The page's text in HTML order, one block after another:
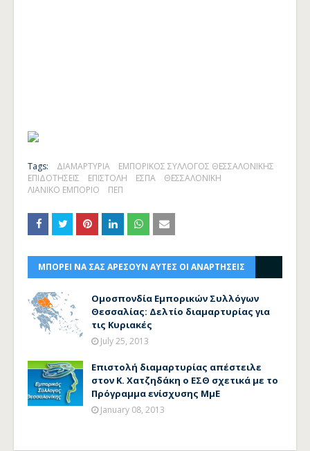
Tags: ΔΙΑΜΑΡΤΥΡΙΑ
ΕΜΠΟΡΙΚΟΣ ΣΥΛΛΟΓΟΣ ΘΕΣΣΑΛΟΝΙΚΗΣ
ΕΠΙΔΟΤΗΣΕΙΣ
ΕΠΙΣΤΟΛΗ ΕΣΠΑ
ΘΕΣΣΑΛΟΝΙΚΗ
ΛΙΑΝΙΚΟ ΕΜΠΟΡΙΟ
ΠΕΠ
ΜΠΟΡΕΙ ΝΑ ΣΑΣ ΑΡΕΣΟΥΝ ΑΥΤΕΣ ΟΙ ΑΝΑΡΤΗΣΕΙΣ
Ομοσπονδία Εμπορικών Συλλόγων
Θεσσαλίας: Δελτίο διαμαρτυρίας για
τις Κυριακές
July 25, 2013
Επιστολή διαμαρτυρίας απέστειλε
στον Κ. Χατζηδάκη ο ΕΣΘ σχετικά με το
Πρόγραμμα ενίσχυσης ΜμΕ
January 08, 2013